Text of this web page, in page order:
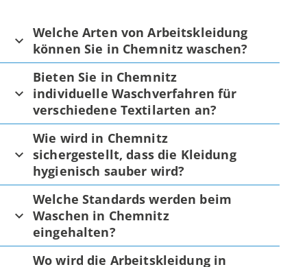
Welche Arten von Arbeitskleidung
können Sie in Chemnitz waschen?
Bieten Sie in Chemnitz
individuelle Waschverfahren für
verschiedene Textilarten an?
Wie wird in Chemnitz
sichergestellt, dass die Kleidung
hygienisch sauber wird?
Welche Standards werden beim
Waschen in Chemnitz
eingehalten?
Wo wird die Arbeitskleidung in